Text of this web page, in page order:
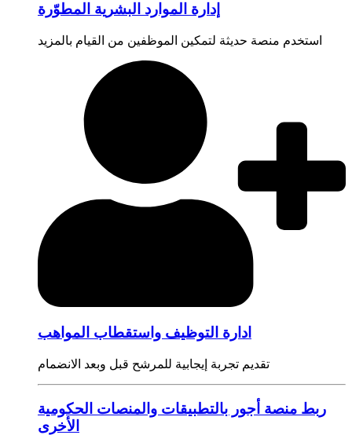
إدارة الموارد البشرية المطوّرة
استخدم منصة حديثة لتمكين الموظفين من القيام بالمزيد
ادارة التوظيف واستقطاب المواهب
تقديم تجربة إيجابية للمرشح قبل وبعد الانضمام
ربط منصة أجور بالتطبيقات والمنصات الحكومية
الأخرى